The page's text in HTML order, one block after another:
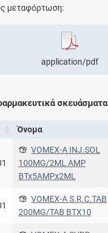
μεταφόρτωση:
application/pdf
σκευάσματα
Όνομα
VOMEX-A INJ.SOL
100MG/2ML AMP
BTx5AMPx2ML
VOMEX-A S.R.C.TAB
200MG/TAB ΒΤΧ10